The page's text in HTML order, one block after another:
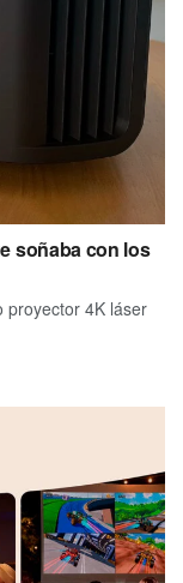
soñaba con los
proyector 4K láser